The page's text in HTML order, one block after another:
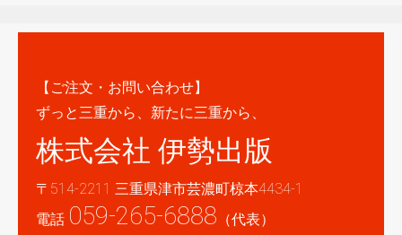
【ご注文・お問い合わせ】
ずっと三重から、新たに三重から、
株式会社 伊勢出版
〒514-2211 三重県津市芸濃町椋本4434-1
電話 059-265-6888 （代表）